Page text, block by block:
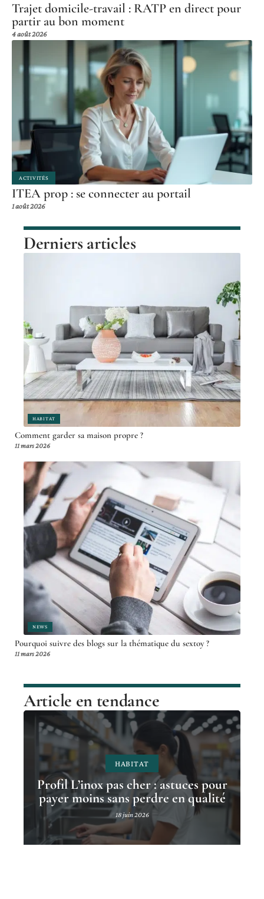
Trajet domicile-travail : RATP en direct pour
partir au bon moment
4 août 2026
ACTIVITÉS
ITEA prop : se connecter au portail
1 août 2026
Derniers articles
HABITAT
Comment garder sa maison propre ?
11 mars 2026
NEWS
Pourquoi suivre des blogs sur la thématique du sextoy ?
11 mars 2026
Article en tendance
HABITAT
Profil L’inox pas cher : astuces pour
payer moins sans perdre en qualité
18 juin 2026